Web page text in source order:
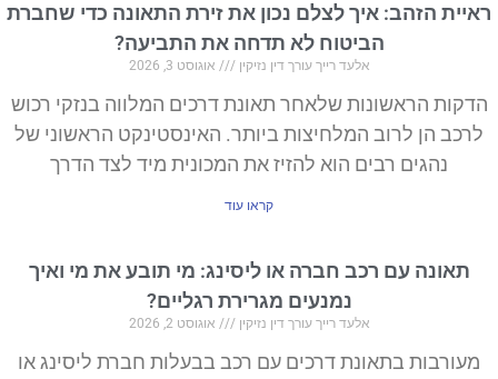
ראיית הזהב: איך לצלם נכון את זירת התאונה כדי שחברת
הביטוח לא תדחה את התביעה?
אלעד רייך עורך דין נזיקין אוגוסט 3, 2026
הדקות הראשונות שלאחר תאונת דרכים המלווה בנזקי רכוש
לרכב הן לרוב המלחיצות ביותר. האינסטינקט הראשוני של
נהגים רבים הוא להזיז את המכונית מיד לצד הדרך
קראו עוד
תאונה עם רכב חברה או ליסינג: מי תובע את מי ואיך
נמנעים מגרירת רגליים?
אלעד רייך עורך דין נזיקין אוגוסט 2, 2026
מעורבות בתאונת דרכים עם רכב בבעלות חברת ליסינג או